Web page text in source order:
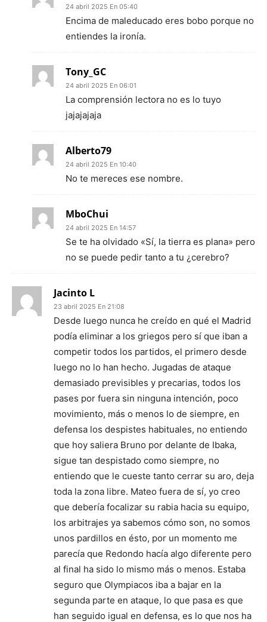
24 abril 2025 En 05:40
Encima de maleducado eres bobo porque no
entiendes la ironía.
Tony_GC
24 abril 2025 En 06:01
La comprensión lectora no es lo tuyo
jajajajaja
Alberto79
24 abril 2025 En 10:40
No te mereces ese nombre.
MboChui
24 abril 2025 En 14:57
Se te ha olvidado «Sí, la tierra es plana» pero
no se puede pedir tanto a tu ¿cerebro?
Jacinto L
23 abril 2025 En 21:08
Desde luego nunca he creído en qué el Madrid
podía eliminar a los griegos pero sí que iban a
competir todos los partidos, el primero desde
luego no lo han hecho. Jugadas de ataque
demasiado previsibles y precarias, todos los
pases por fuera sin ninguna intención, poco
movimiento, más o menos lo de siempre, en
defensa los despistes habituales, no entiendo
que hoy saliera Bruno por delante de Ibaka,
sigue tan despistado como siempre, no
entiendo que le cueste tanto cerrar su aro, deja
toda la zona libre. Mateo fuera de sí, yo creo
que debería focalizar su rabia hacia su equipo,
los arbitrajes ya sabemos cómo son, no somos
unos pardillos en ésto, por un momento me
parecía que Redondo hacía algo diferente pero
al final ha sido lo mismo más o menos. Estaba
seguro que Olympiacos iba a bajar en la
segunda parte en ataque, lo que pasa es que
han seguido igual en defensa, es lo que nos ha